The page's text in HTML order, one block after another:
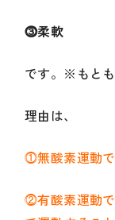
⓷柔軟
です。※もと
理由は、
⓵無酸素運動
⓶有酸素運動